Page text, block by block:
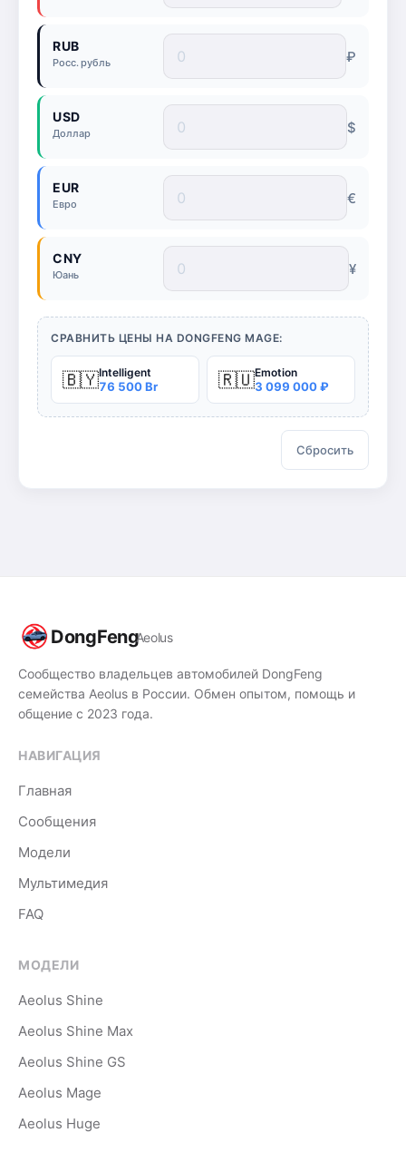
RUB
Росс. рубль ₽
USD
Доллар $
EUR
Евро €
CNY
Юань ¥
СРАВНИТЬ ЦЕНЫ НА DONGFENG MAGE:
🇧🇾Intelligent
76 500 Br 🇷🇺Emotion
3 099 000 ₽
Сбросить
DongFengAeolus
Сообщество владельцев автомобилей DongFeng
семейства Aeolus в России. Обмен опытом, помощь и
общение с 2023 года.
НАВИГАЦИЯ
Главная
Сообщения
Модели
Мультимедия
FAQ
МОДЕЛИ
Aeolus Shine
Aeolus Shine Max
Aeolus Shine GS
Aeolus Mage
Aeolus Huge